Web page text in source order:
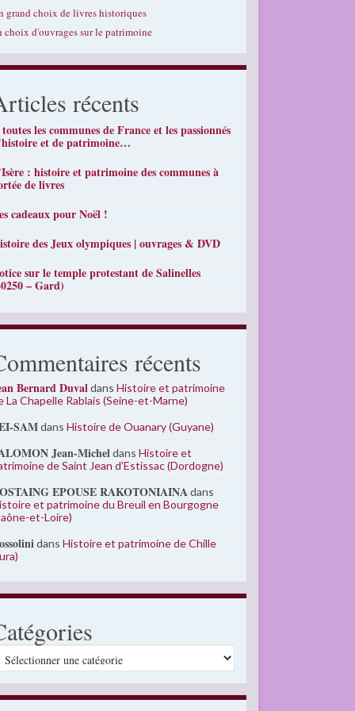
grand choix de livres historiques
choix d'ouvrages sur le patrimoine
récents
les communes de France et les passionnés
et de patrimoine…
: histoire et patrimoine des communes à
de livres
cadeaux pour Noël !
des Jeux olympiques | ouvrages & DVD
sur le temple protestant de Salinelles
– Gard)
récents
Bernard DuvaldansHistoire et patrimoine
La Chapelle Rablais (Seine-et-Marne)
SAMdansHistoire de Ouanary (Guyane)
Jean-MicheldansHistoire et
de Saint Jean d’Estissac (Dordogne)
EPOUSE RAKOTONIAINAdans
et patrimoine du Breuil en Bourgogne
et-Loire)
dansHistoire et patrimoine de Chille